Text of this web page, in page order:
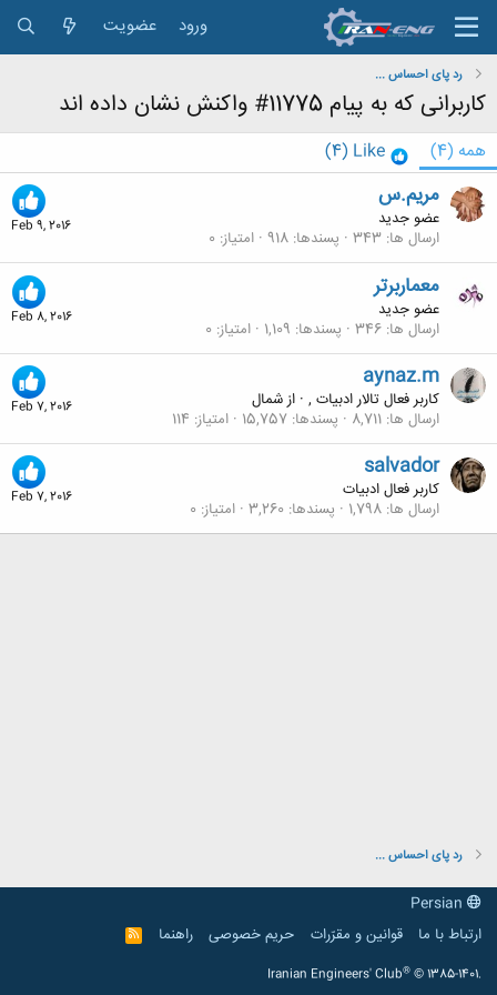
ورود عضویت
رد پای احساس ...
کاربرانی که به پیام 11775# واکنش نشان داده اند
همه (4)
Like
(4)
Feb 9, 2016
مریم.س
عضو جدید
ارسال ها 343 پسندها 918 امتیاز 0
Feb 8, 2016
معماربرتر
عضو جدید
ارسال ها 346 پسندها 1,109 امتیاز 0
Feb 7, 2016
aynaz.m
کاربر فعال تالار ادبیات , · ازشمال
ارسال ها 8,711 پسندها 15,757 امتیاز 114
Feb 7, 2016
salvador
کاربر فعال ادبیات
ارسال ها 1,798 پسندها 3,260 امتیاز 0
رد پای احساس ...
ارتباط با ما
قوانین و مقرّرات حریم خصوصی راهنما
R
S
Iranian Engineers' Club® © 1385-1401.